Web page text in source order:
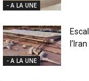
- A LA UNE
- A LA UNE